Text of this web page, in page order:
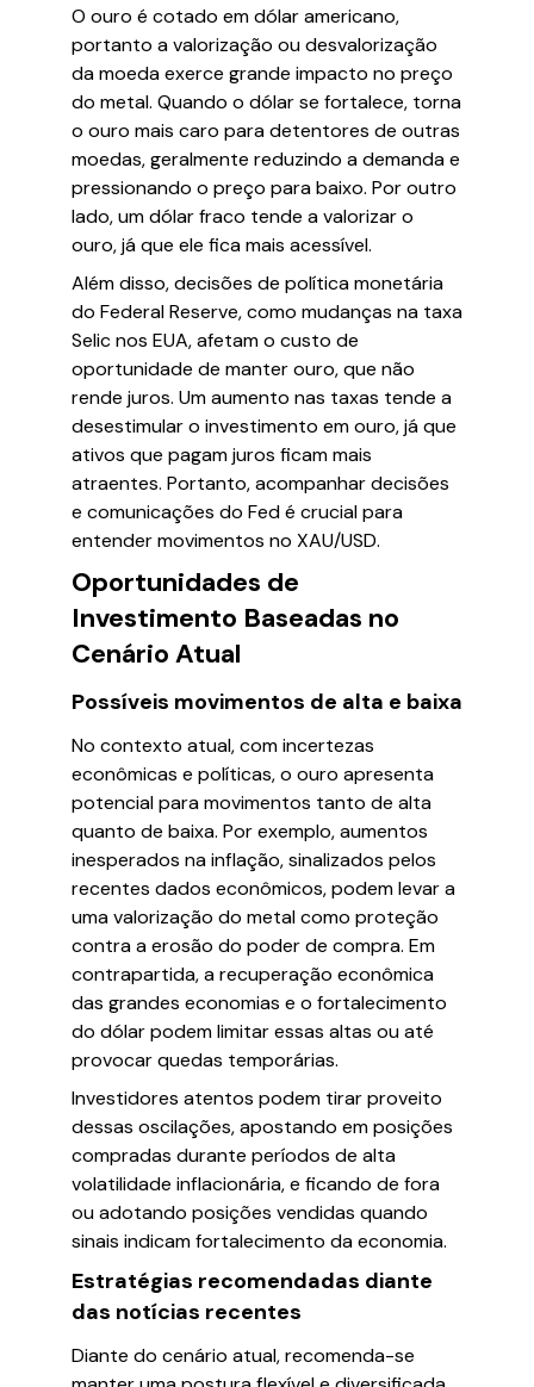
O ouro é cotado em dólar americano,
portanto a valorização ou desvalorização
da moeda exerce grande impacto no preço
do metal. Quando o dólar se fortalece, torna
o ouro mais caro para detentores de outras
moedas, geralmente reduzindo a demanda e
pressionando o preço para baixo. Por outro
lado, um dólar fraco tende a valorizar o
ouro, já que ele fica mais acessível.
Além disso, decisões de política monetária
do Federal Reserve, como mudanças na taxa
Selic nos EUA, afetam o custo de
oportunidade de manter ouro, que não
rende juros. Um aumento nas taxas tende a
desestimular o investimento em ouro, já que
ativos que pagam juros ficam mais
atraentes. Portanto, acompanhar decisões
e comunicações do Fed é crucial para
entender movimentos no XAU/USD.
Oportunidades de
Investimento Baseadas no
Cenário Atual
Possíveis movimentos de alta e baixa
No contexto atual, com incertezas
econômicas e políticas, o ouro apresenta
potencial para movimentos tanto de alta
quanto de baixa. Por exemplo, aumentos
inesperados na inflação, sinalizados pelos
recentes dados econômicos, podem levar a
uma valorização do metal como proteção
contra a erosão do poder de compra. Em
contrapartida, a recuperação econômica
das grandes economias e o fortalecimento
do dólar podem limitar essas altas ou até
provocar quedas temporárias.
Investidores atentos podem tirar proveito
dessas oscilações, apostando em posições
compradas durante períodos de alta
volatilidade inflacionária, e ficando de fora
ou adotando posições vendidas quando
sinais indicam fortalecimento da economia.
Estratégias recomendadas diante
das notícias recentes
Diante do cenário atual, recomenda-se